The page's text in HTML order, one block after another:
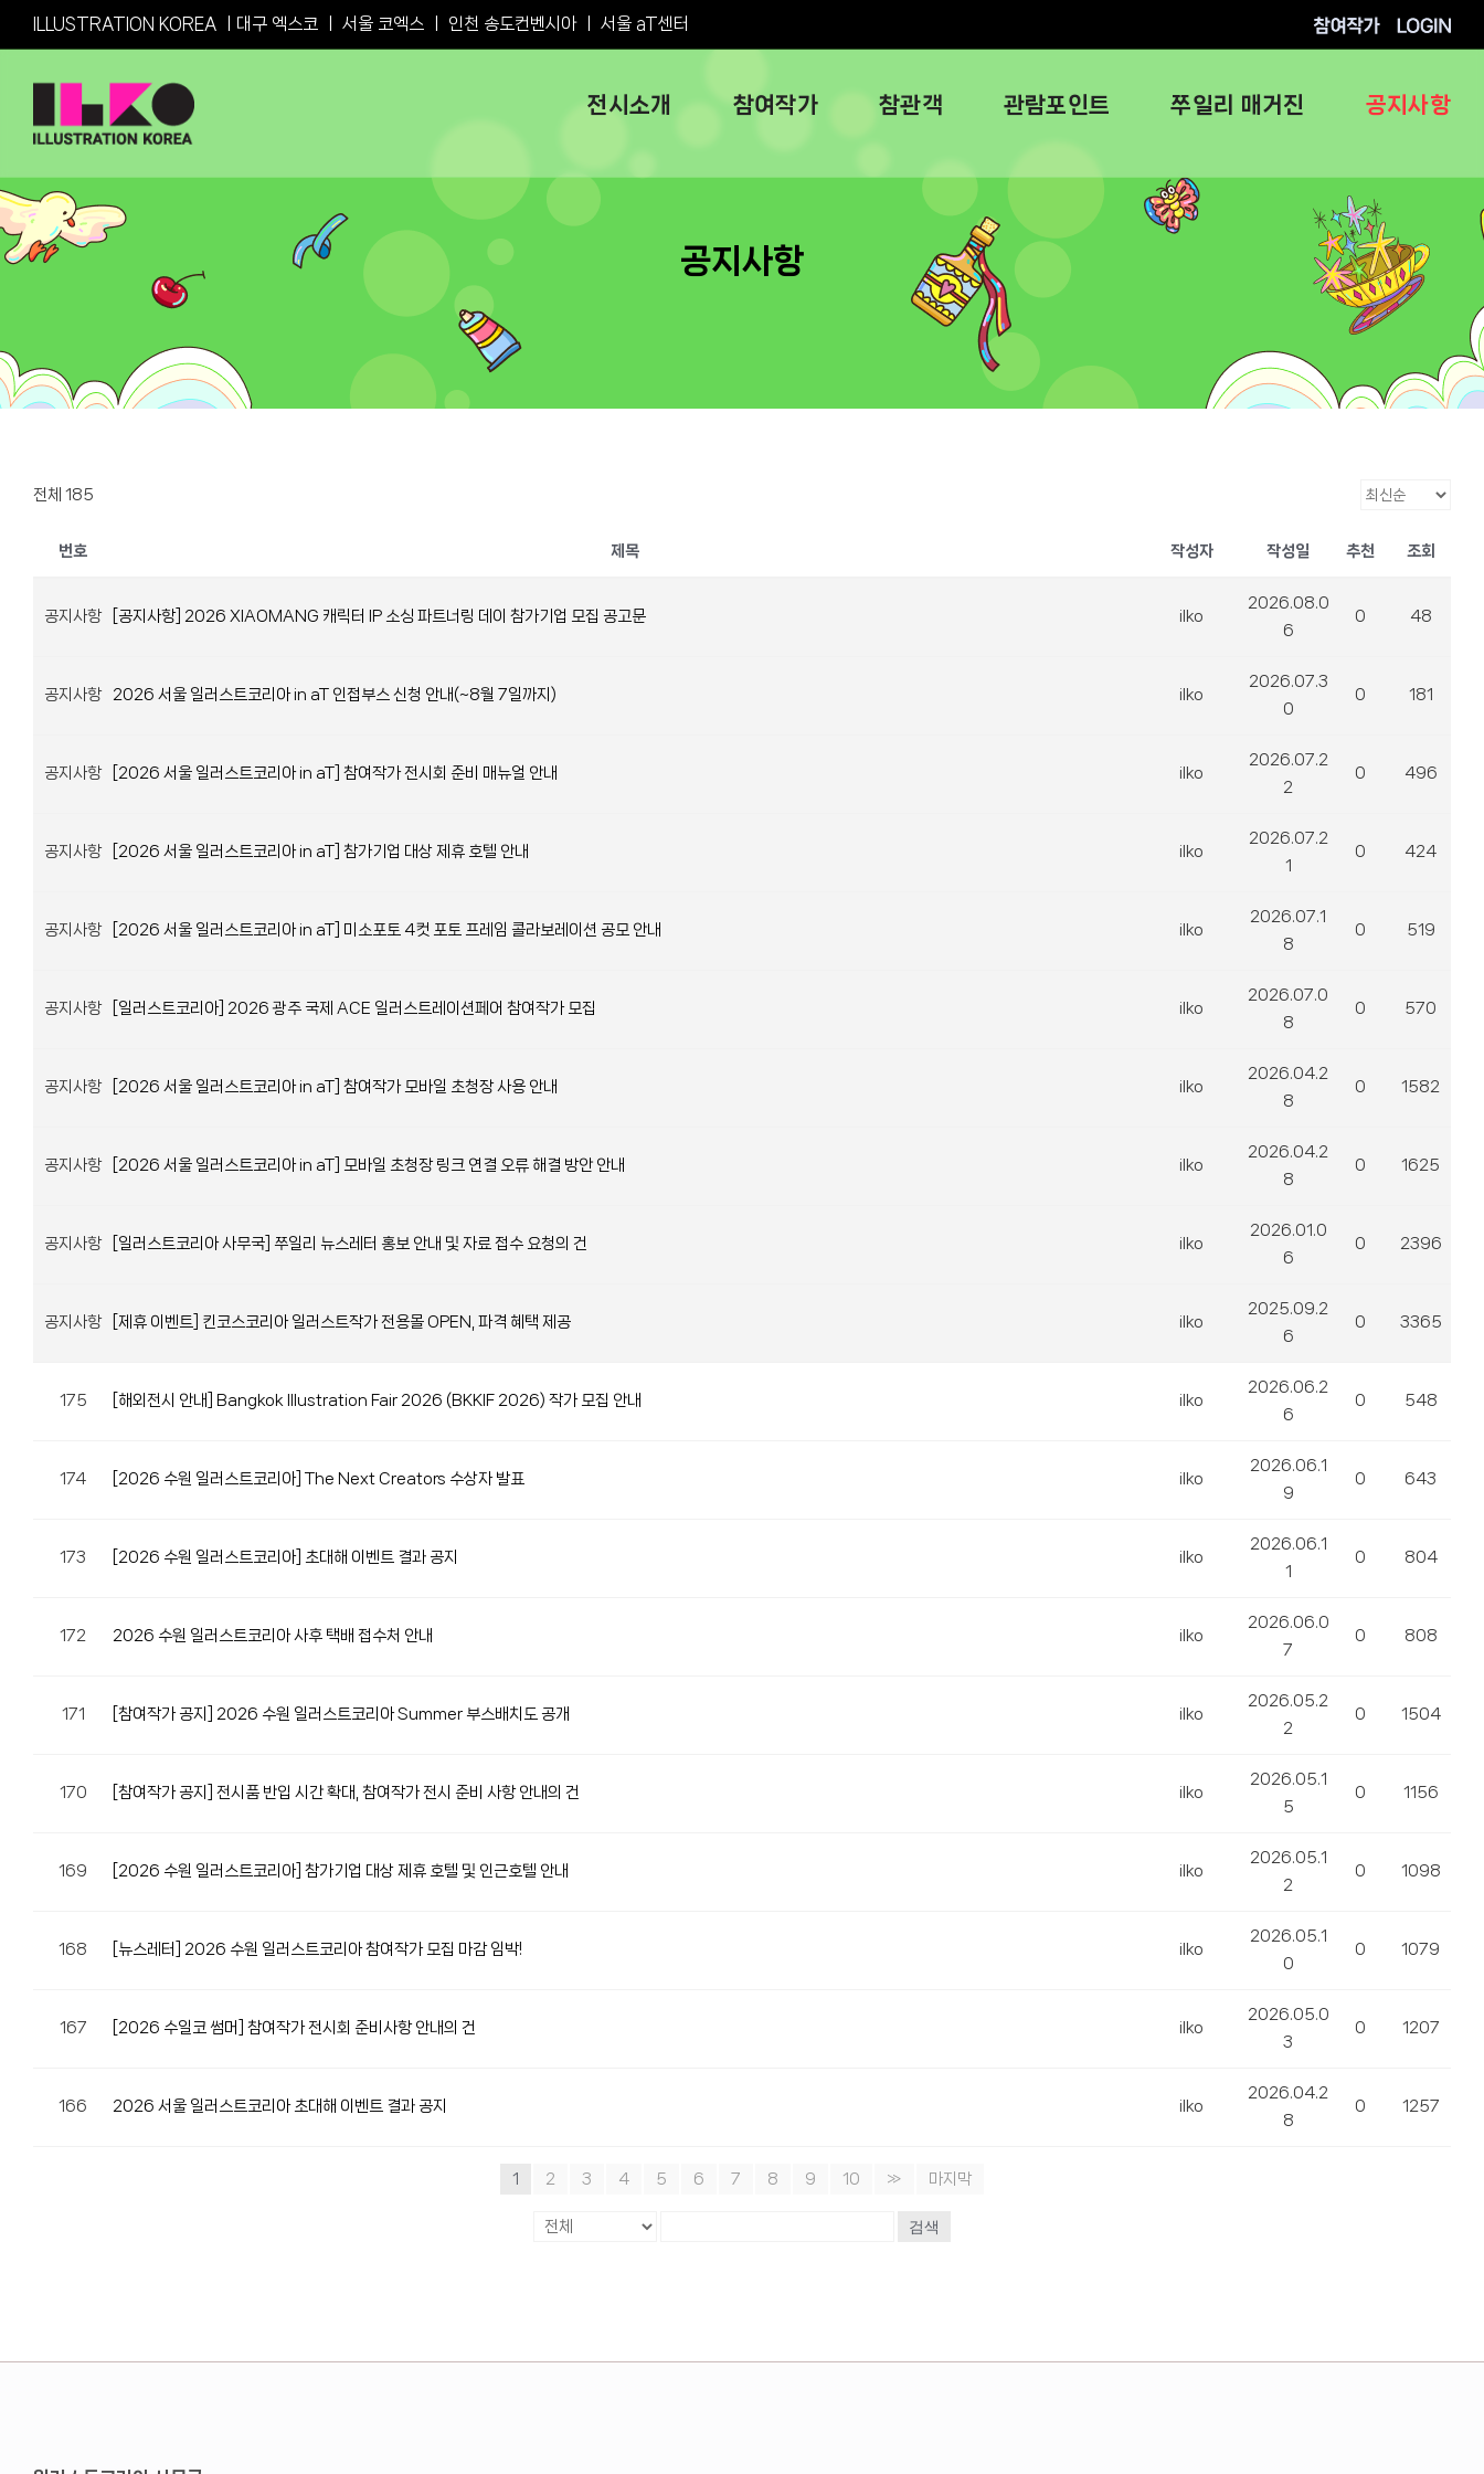
ILLUSTRATION KOREA ㅣ 대구 엑스코 서울 코엑스 인천 송도컨벤시아ㅣ 서울 aT센터
참여작가
전시소개 참여작가 참관객 관람포인트 쭈일리 매거진 공지사항
공지사항
전체 185
번호 제목 작성자 작성일 추천 조회
공지사항 [공지사항] 2026 XIAOMANG 캐릭터 IP 소싱 파트너링 데이 참가기업 모집 공고문 ilko
2026.08.0
6
0 48
공지사항 2026 서울 일러스트코리아 in aT 인접부스 신청 안내(~8월 7일까지) ilko
2026.07.3
0
0 181
공지사항 [2026 서울 일러스트코리아 in aT] 참여작가 전시회 준비 매뉴얼 안내 ilko
2026.07.2
2
0 496
공지사항 [2026 서울 일러스트코리아 in aT] 참가기업 대상 제휴 호텔 안내 ilko
2026.07.2
1
0 424
공지사항 [2026 서울 일러스트코리아 in aT] 미소포토 4컷 포토 프레임 콜라보레이션 공모 안내 ilko
2026.07.1
8
0 519
공지사항 [일러스트코리아] 2026 광주 국제 ACE 일러스트레이션페어 참여작가 모집 ilko
2026.07.0
8
0 570
공지사항 [2026 서울 일러스트코리아 in aT] 참여작가 모바일 초청장 사용 안내 ilko
2026.04.2
8
0 1582
공지사항 [2026 서울 일러스트코리아 in aT] 모바일 초청장 링크 연결 오류 해결 방안 안내 ilko
2026.04.2
8
0 1625
공지사항 [일러스트코리아 사무국] 쭈일리 뉴스레터 홍보 안내 및 자료 접수 요청의 건 ilko
2026.01.0
6
0 2396
공지사항 [제휴 이벤트] 킨코스코리아 일러스트작가 전용몰 OPEN, 파격 혜택 제공 ilko
2025.09.2
6
0 3365
175 [해외전시 안내] Bangkok Illustration Fair 2026 (BKKIF 2026) 작가 모집 안내 ilko
2026.06.2
6
0 548
174 [2026 수원 일러스트코리아] The Next Creators 수상자 발표 ilko
2026.06.1
9
0 643
173 [2026 수원 일러스트코리아] 초대해 이벤트 결과 공지 ilko
2026.06.1
1
0 804
172 2026 수원 일러스트코리아 사후 택배 접수처 안내 ilko
2026.06.0
7
0 808
171 [참여작가 공지] 2026 수원 일러스트코리아 Summer 부스배치도 공개 ilko
2026.05.2
2
0 1504
170 [참여작가 공지] 전시품 반입 시간 확대, 참여작가 전시 준비 사항 안내의 건 ilko
2026.05.1
5
0 1156
169 [2026 수원 일러스트코리아] 참가기업 대상 제휴 호텔 및 인근호텔 안내 ilko
2026.05.1
2
0 1098
168 [뉴스레터] 2026 수원 일러스트코리아 참여작가 모집 마감 임박! ilko
2026.05.1
0
0 1079
167 [2026 수일코 썸머] 참여작가 전시회 준비사항 안내의 건 ilko
2026.05.0
3
0 1207
166 2026 서울 일러스트코리아 초대해 이벤트 결과 공지 ilko
2026.04.2
8
0 1257
1 2 3 4 5 6 7 8 9 10 » 마지막
검색